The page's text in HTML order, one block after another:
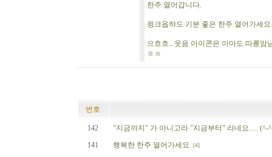
한주 열어갑니다.
윙크옵햐도 기분 좋은 한주 열어가세요
으흐흐...웃음 아이콘은 아마도 따롱맘
ㅎㅎ
번호
142
"지금까지" 가 아니고라 "지금부터" 라네요..... (^-
141
행복한 한주 열어가세요 [4]